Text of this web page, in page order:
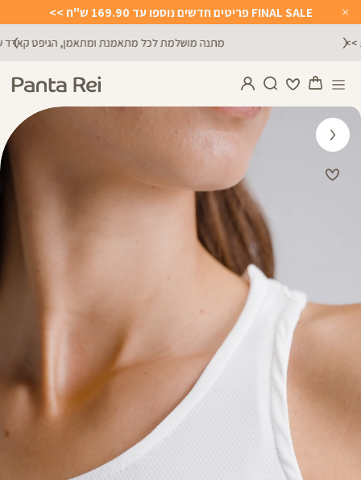
Close
Timer
FINAL SALE פריטים חדשים נוספו עד 169.90 ש"ח >>
מתנה מושלמת לכל מתאמנת ומתאמן, הגיפט קארד שלנו >>